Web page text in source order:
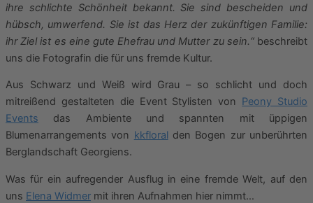
ihre schlichte Schönheit bekannt. Sie sind bescheiden und
hübsch, umwerfend. Sie ist das Herz der zukünftigen Familie:
ihr Ziel ist es eine gute Ehefrau und Mutter zu sein.“beschreibt
uns die Fotografin die für uns fremde Kultur.
Aus Schwarz und Weiß wird Grau – so schlicht und doch
mitreißend gestalteten die Event Stylisten von
Peony Studio
Events das Ambiente und spannten mit üppigen
Blumenarrangements von kkfloral den Bogen zur unberührten
Berglandschaft Georgiens.
Was für ein aufregender Ausflug in eine fremde Welt, auf den
uns Elena Widmer mit ihren Aufnahmen hier nimmt…